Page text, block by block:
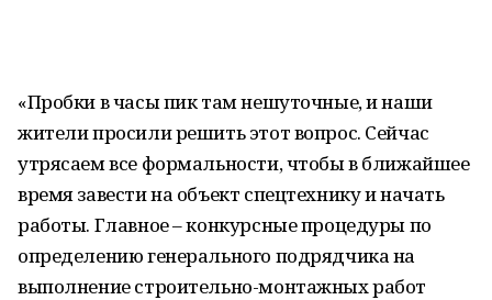
«Пробки в часы пик там нешуточные, и наши
жители просили решить этот вопрос. Сейчас
утрясаем все формальности, чтобы в ближайшее
время завести на объект спецтехнику и начать
работы. Главное – конкурсные процедуры по
определению генерального подрядчика на
выполнение строительно-монтажных работ